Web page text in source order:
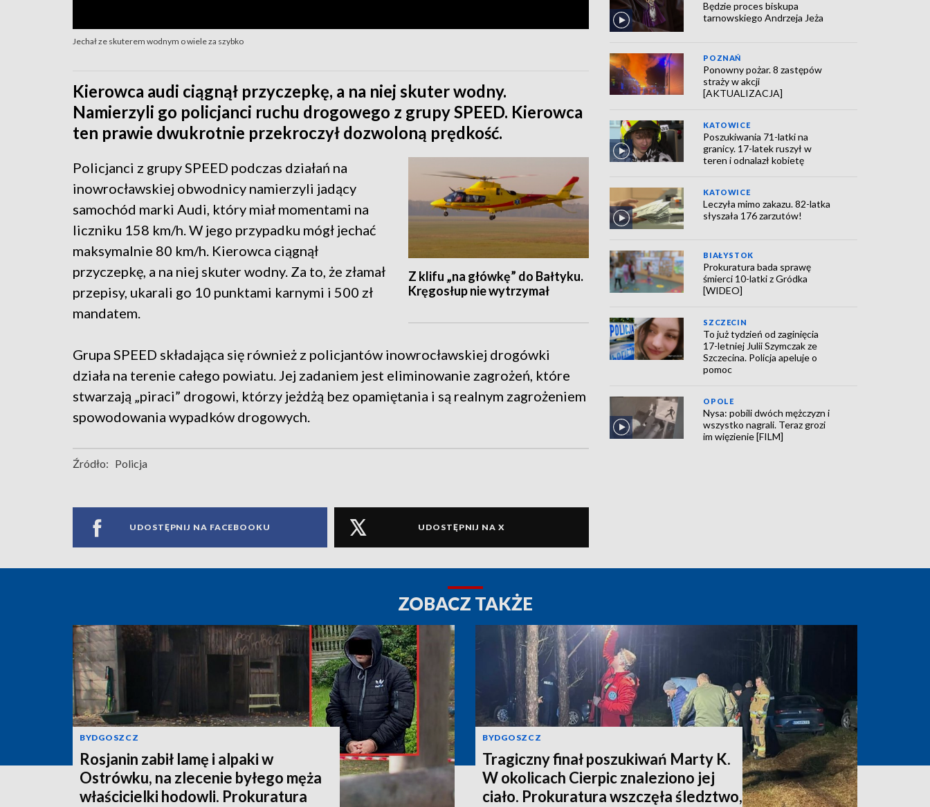
Jechał ze skuterem wodnym o wiele za szybko
Kierowca audi ciągnął przyczepkę, a na niej skuter wodny.
Namierzyli go policjanci ruchu drogowego z grupy SPEED. Kierowca
ten prawie dwukrotnie przekroczył dozwoloną prędkość.
Z klifu „na główkę” do Bałtyku.
Kręgosłup nie wytrzymał
Policjanci z grupy SPEED podczas działań na
inowrocławskiej obwodnicy namierzyli jadący
samochód marki Audi, który miał momentami na
liczniku 158 km/h. W jego przypadku mógł jechać
maksymalnie 80 km/h. Kierowca ciągnął
przyczepkę, a na niej skuter wodny. Za to, że złamał
przepisy, ukarali go 10 punktami karnymi i 500 zł
mandatem.
Grupa SPEED składająca się również z policjantów inowrocławskiej drogówki
działa na terenie całego powiatu. Jej zadaniem jest eliminowanie zagrożeń, które
stwarzają „piraci” drogowi, którzy jeżdżą bez opamiętania i są realnym zagrożeniem
spowodowania wypadków drogowych.
Źródło: Policja
UDOSTĘPNIJ NA FACEBOOKU UDOSTĘPNIJ NA X
Będzie proces biskupa
tarnowskiego Andrzeja Jeża
POZNAŃ
Ponowny pożar. 8 zastępów
straży w akcji
[AKTUALIZACJA]
KATOWICE
Poszukiwania 71-latki na
granicy. 17-latek ruszył w
teren i odnalazł kobietę
KATOWICE
Leczyła mimo zakazu. 82-latka
słyszała 176 zarzutów!
BIAŁYSTOK
Prokuratura bada sprawę
śmierci 10-latki z Gródka
[WIDEO]
SZCZECIN
To już tydzień od zaginięcia
17-letniej Julii Szymczak ze
Szczecina. Policja apeluje o
pomoc
OPOLE
Nysa: pobili dwóch mężczyzn i
wszystko nagrali. Teraz grozi
im więzienie [FILM]
ZOBACZ TAKŻE
BYDGOSZCZ
Rosjanin zabił lamę i alpaki w
Ostrówku, na zlecenie byłego męża
właścicielki hodowli. Prokuratura
BYDGOSZCZ
Tragiczny finał poszukiwań Marty K.
W okolicach Cierpic znaleziono jej
ciało. Prokuratura wszczęła śledztwo,